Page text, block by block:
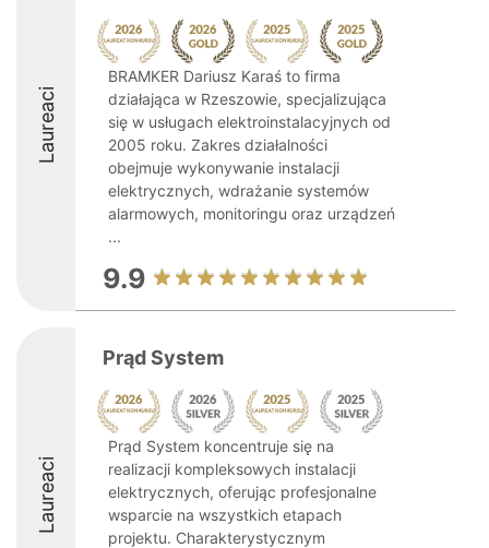
Laureaci
BRAMKER Dariusz Karaś to firma
działająca w Rzeszowie, specjalizująca
się w usługach elektroinstalacyjnych od
2005 roku. Zakres działalności
obejmuje wykonywanie instalacji
elektrycznych, wdrażanie systemów
alarmowych, monitoringu oraz urządzeń
...
9.9
Laureaci
Prąd System
Prąd System koncentruje się na
realizacji kompleksowych instalacji
elektrycznych, oferując profesjonalne
wsparcie na wszystkich etapach
projektu. Charakterystycznym